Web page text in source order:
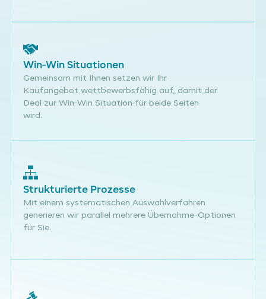
Win-Win Situationen
Gemeinsam mit Ihnen setzen wir Ihr
Kaufangebot wettbewerbsfähig auf, damit der
Deal zur Win-Win Situation für beide Seiten
wird.
Strukturierte Prozesse
Mit einem systematischen Auswahlverfahren
generieren wir parallel mehrere Übernahme-Optionen
für Sie.